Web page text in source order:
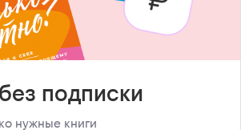
подписки
нужные книги